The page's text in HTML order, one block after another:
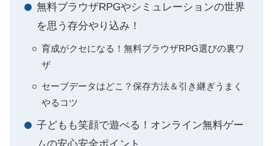
無料ブラウザRPGやシミュレーションの世界
を思う存分やり込み！
育成がクセになる！無料ブラウザRPG選びの裏ワ
ザ
セーブデータはどこ？保存方法＆引き継ぎうまく
やるコツ
子どもも笑顔で遊べる！オンライン無料ゲー